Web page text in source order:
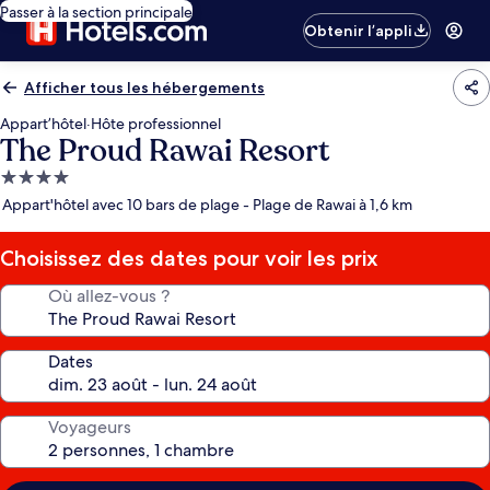
Passer à la section principale
Obtenir l’appli
Afficher tous les hébergements
Appart’hôtel·Hôte professionnel
The Proud Rawai Resort
Hébergement
4.0 étoiles
Appart'hôtel avec 10 bars de plage - Plage de Rawai à 1,6 km
Choisissez des dates pour voir les prix
Où allez-vous ?
Dates
Voyageurs